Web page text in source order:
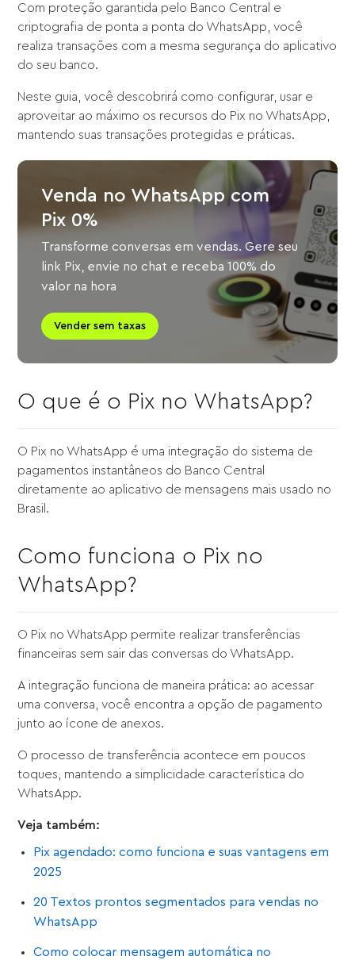
Com proteção garantida pelo Banco Central e
criptografia de ponta a ponta do WhatsApp, você
realiza transações com a mesma segurança do aplicativo
do seu banco.
Neste guia, você descobrirá como configurar, usar e
aproveitar ao máximo os recursos do Pix no WhatsApp,
mantendo suas transações protegidas e práticas.
Venda no WhatsApp com
Pix 0%
Transforme conversas em vendas. Gere seu
link Pix, envie no chat e receba 100% do
valor na hora
Vender sem taxas
O que é o Pix no WhatsApp?
O Pix no WhatsApp é uma integração do sistema de
pagamentos instantâneos do Banco Central
diretamente ao aplicativo de mensagens mais usado no
Brasil.
Como funciona o Pix no
WhatsApp?
O Pix no WhatsApp permite realizar transferências
financeiras sem sair das conversas do WhatsApp.
A integração funciona de maneira prática: ao acessar
uma conversa, você encontra a opção de pagamento
junto ao ícone de anexos.
O processo de transferência acontece em poucos
toques, mantendo a simplicidade característica do
WhatsApp.
Veja também:
Pix agendado: como funciona e suas vantagens em
2025
20 Textos prontos segmentados para vendas no
WhatsApp
Como colocar mensagem automática no